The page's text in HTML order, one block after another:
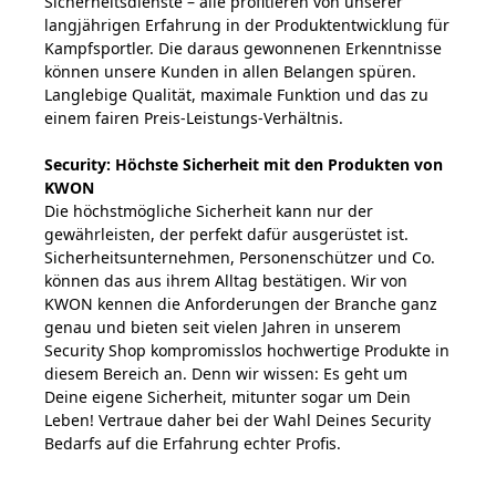
langjährigen Erfahrung in der Produktentwicklung für
Kampfsportler. Die daraus gewonnenen Erkenntnisse
können unsere Kunden in allen Belangen spüren.
Langlebige Qualität, maximale Funktion und das zu
einem fairen Preis-Leistungs-Verhältnis.
Security: Höchste Sicherheit mit den Produkten von
KWON
Die höchstmögliche Sicherheit kann nur der
gewährleisten, der perfekt dafür ausgerüstet ist.
Sicherheitsunternehmen, Personenschützer und Co.
können das aus ihrem Alltag bestätigen. Wir von
KWON kennen die Anforderungen der Branche ganz
genau und bieten seit vielen Jahren in unserem
Security Shop kompromisslos hochwertige Produkte in
diesem Bereich an. Denn wir wissen: Es geht um
Deine eigene Sicherheit, mitunter sogar um Dein
Leben! Vertraue daher bei der Wahl Deines Security
Bedarfs auf die Erfahrung echter Profis.